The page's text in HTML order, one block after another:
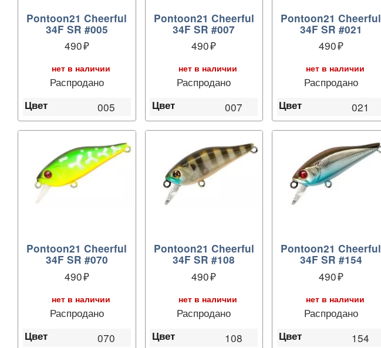
Pontoon21 Cheerful
34F SR #005
490
нет в наличии
Распродано
Цвет 005
Pontoon21 Cheerful
34F SR #007
490
нет в наличии
Распродано
Цвет 007
Pontoon21 Cheerful
34F SR #021
490
нет в наличии
Распродано
Цвет 021
Pontoon21 Cheerful
34F SR #070
490
нет в наличии
Распродано
Цвет 070
Pontoon21 Cheerful
34F SR #108
490
нет в наличии
Распродано
Цвет 108
Pontoon21 Cheerful
34F SR #154
490
нет в наличии
Распродано
Цвет 154